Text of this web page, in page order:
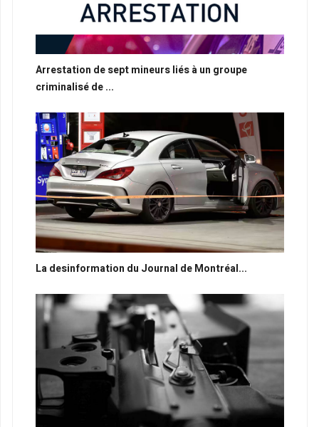
Arrestation de sept mineurs liés à un groupe
criminalisé de ...
La desinformation du Journal de Montréal...